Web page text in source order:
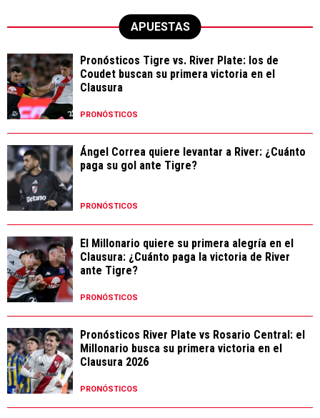
APUESTAS
Pronósticos Tigre vs. River Plate: los de
Coudet buscan su primera victoria en el
Clausura
PRONÓSTICOS
Ángel Correa quiere levantar a River: ¿Cuánto
paga su gol ante Tigre?
PRONÓSTICOS
El Millonario quiere su primera alegría en el
Clausura: ¿Cuánto paga la victoria de River
ante Tigre?
PRONÓSTICOS
Pronósticos River Plate vs Rosario Central: el
Millonario busca su primera victoria en el
Clausura 2026
PRONÓSTICOS